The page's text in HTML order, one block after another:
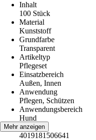
Inhalt
100 Stück
Material
Kunststoff
Grundfarbe
Transparent
Artikeltyp
Pflegeset
Einsatzbereich
Außen, Innen
Anwendung
Pflegen, Schützen
Anwendungsbereich
Hund
EAN
4019181506641
Mehr anzeigen